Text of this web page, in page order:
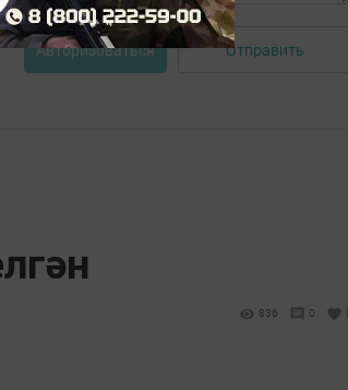
Авторизоваться Отправить
836 0